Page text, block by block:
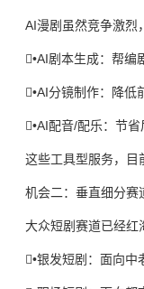
AI漫剧虽然竞争激烈
•AI剧本生成：帮编
•AI分镜制作：降低
•AI配音/配乐：节
这些工具型服务，目
机会二：垂直细分赛
大众短剧赛道已经红
•银发短剧：面向中